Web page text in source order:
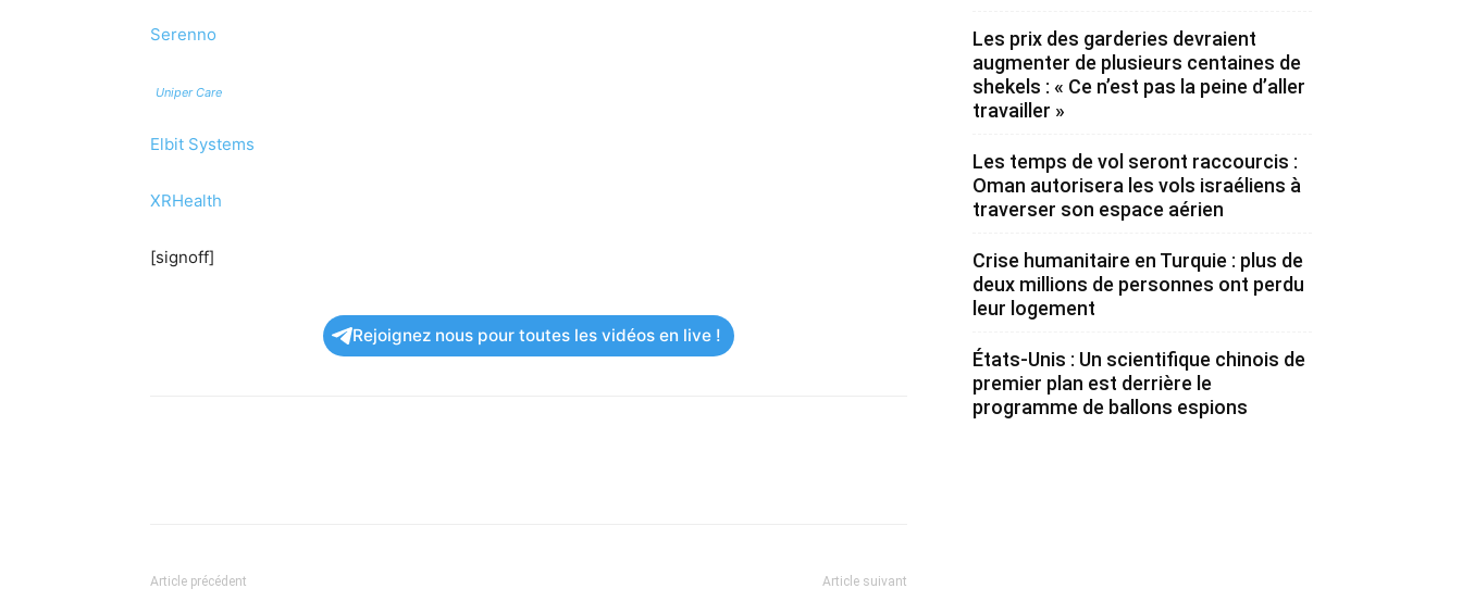
Serenno
Uniper Care
Elbit Systems
XRHealth
[signoff]
Rejoignez nous pour toutes les vidéos en live !
Article précédent Article suivant
Les prix des garderies devraient
augmenter de plusieurs centaines de
shekels : « Ce n’est pas la peine d’aller
travailler »
Les temps de vol seront raccourcis :
Oman autorisera les vols israéliens à
traverser son espace aérien
Crise humanitaire en Turquie : plus de
deux millions de personnes ont perdu
leur logement
États-Unis : Un scientifique chinois de
premier plan est derrière le
programme de ballons espions